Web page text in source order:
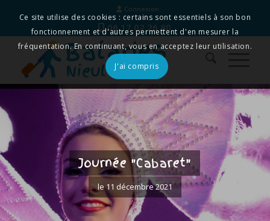
Connexion
06 17 02 26 80
Journée "Cabaret"
le 11 décembre 2021
Ce site utilise des cookies : certains sont essentiels à son bon
fonctionnement et d'autres permettent d'en mesurer la
fréquentation. En continuant, vous en acceptez leur utilisation.
J'ai compris